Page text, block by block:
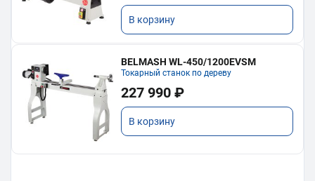
В корзину
BELMASH WL-450/1200EVSM
Токарный станок по дереву
227 990 ₽
В корзину